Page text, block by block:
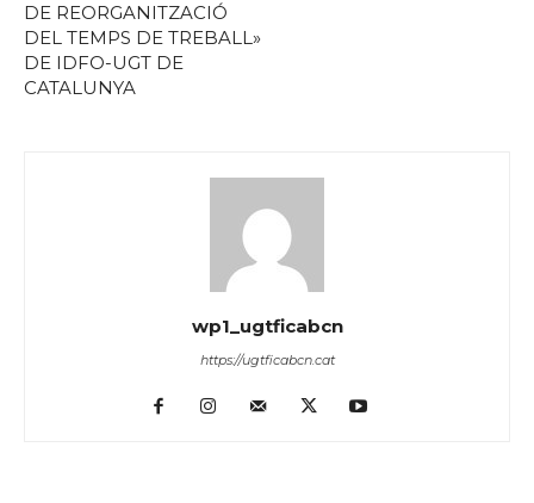
DE REORGANITZACIÓ
DEL TEMPS DE TREBALL»
DE IDFO-UGT DE
CATALUNYA
wp1_ugtficabcn
https://ugtficabcn.cat